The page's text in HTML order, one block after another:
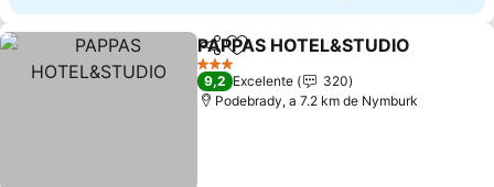
PartilharAdicionar aos favoritos
PAPPAS HOTEL&STUDIO
3 Estrelas
9,2 Excelente
320
Podebrady, a 7.2 km de Nymburk